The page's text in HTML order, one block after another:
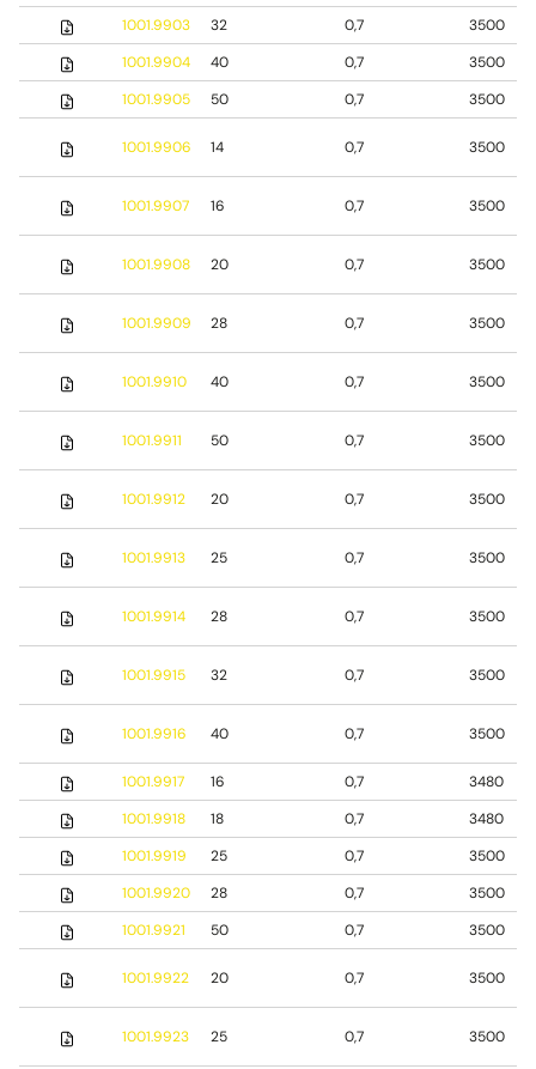
1001.9903
32 0,7
3500
1001.9904
40 0,7
3500
1001.9905
50 0,7 3500
1001.9906 14 0,7 3500
1001.9907 16 0,7 3500
1001.9908 20 0,7 3500
1001.9909 28 0,7 3500
1001.9910 40 0,7 3500
1001.9911 50 0,7 3500
1001.9912 20 0,7 3500
1001.9913 25 0,7 3500
1001.9914 28 0,7 3500
1001.9915 32 0,7 3500
1001.9916 40 0,7 3500
1001.9917 16 0,7
3480
1001.9918
18 0,7
3480
1001.9919
25 0,7
3500
1001.9920
28 0,7
3500
1001.9921
50 0,7 3500
1001.9922 20 0,7 3500
1001.9923 25 0,7 3500